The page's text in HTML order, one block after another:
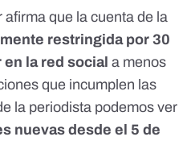
afirma que la cuenta de la
restringidapor 30
la red social a menos
que incumplen las
la periodista podemos ver
nuevas desde el 5 de